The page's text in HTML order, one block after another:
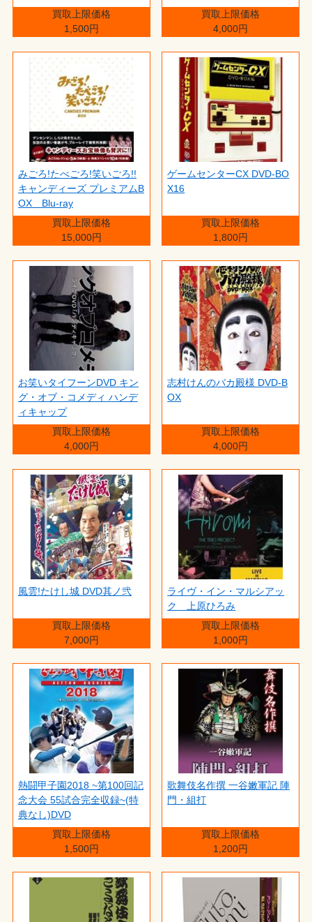
買取上限価格
1,500円
買取上限価格
4,000円
みごろ!たべごろ!笑いごろ!!
キャンディーズ プレミアムB
OX Blu-ray
買取上限価格
15,000円
ゲームセンターCX DVD-BO
X16
買取上限価格
1,800円
お笑いタイフーンDVD キン
グ・オブ・コメディ ハンデ
ィキャップ
買取上限価格
4,000円
志村けんのバカ殿様 DVD-B
OX
買取上限価格
4,000円
風雲!たけし城 DVD其ノ弐
買取上限価格
7,000円
ライヴ・イン・マルシアッ
ク 上原ひろみ
買取上限価格
1,000円
熱闘甲子園2018 ~第100回記
念大会 55試合完全収録~(特
典なし)DVD
買取上限価格
1,500円
歌舞伎名作撰 一谷嫩軍記 陣
門・組打
買取上限価格
1,200円